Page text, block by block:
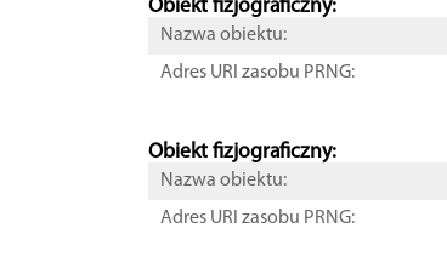
Obiekt fizjograficzny:
Nazwa obiektu:
Adres URI zasobu PRNG:
Obiekt fizjograficzny:
Nazwa obiektu:
Adres URI zasobu PRNG: